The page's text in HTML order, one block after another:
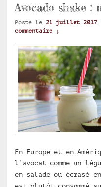
Avocado shake :
Posté le 21 juillet 2017
commentaire ↓
En Europe et en
l’avocat comme un
en salade ou écrasé